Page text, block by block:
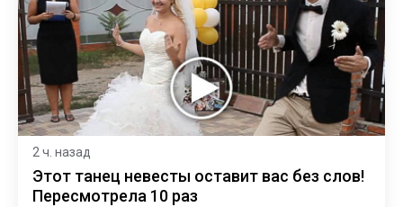
2 ч. назад
Этот танец невесты оставит вас без слов!
Пересмотрела 10 раз